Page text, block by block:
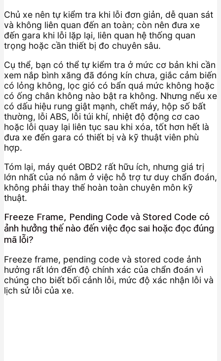
Chủ xe nên tự kiểm tra khi lỗi đơn giản, dễ quan sát
và không liên quan đến an toàn; còn nên đưa xe
đến gara khi lỗi lặp lại, liên quan hệ thống quan
trọng hoặc cần thiết bị đo chuyên sâu.
Cụ thể, bạn có thể tự kiểm tra ở mức cơ bản khi cần
xem nắp bình xăng đã đóng kín chưa, giắc cảm biến
có lỏng không, lọc gió có bẩn quá mức không hoặc
có ống chân không nào bật ra không. Nhưng nếu xe
có dấu hiệu rung giật mạnh, chết máy, hộp số bất
thường, lỗi ABS, lỗi túi khí, nhiệt độ động cơ cao
hoặc lỗi quay lại liên tục sau khi xóa, tốt hơn hết là
đưa xe đến gara có thiết bị và kỹ thuật viên phù
hợp.
Tóm lại, máy quét OBD2 rất hữu ích, nhưng giá trị
lớn nhất của nó nằm ở việc hỗ trợ tư duy chẩn đoán,
không phải thay thế hoàn toàn chuyên môn kỹ
thuật.
Freeze Frame, Pending Code và Stored Code có
ảnh hưởng thế nào đến việc đọc sai hoặc đọc đúng
mã lỗi?
Freeze frame, pending code và stored code ảnh
hưởng rất lớn đến độ chính xác của chẩn đoán vì
chúng cho biết bối cảnh lỗi, mức độ xác nhận lỗi và
lịch sử lỗi của xe.